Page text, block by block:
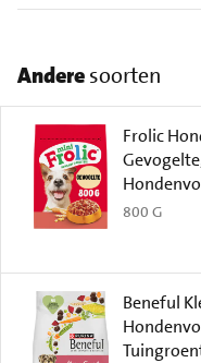
Anderesoorten
Frolic
800 G
Beneful